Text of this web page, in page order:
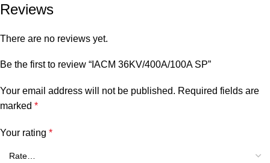
Reviews
There are no reviews yet.
Be the first to review “IACM 36KV/400A/100A SP”
Your email address will not be published. Required fields are
marked *
Your rating *